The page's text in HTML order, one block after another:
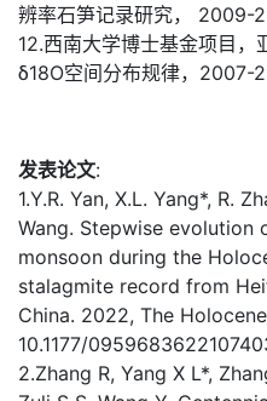
辨率石笋记录研究， 2009-
12.西南大学博士基金项目
δ18O空间分布规律，2007-
发表论文:
1.Y.R. Yan, X.L. Yang*, R.
Wang. Stepwise evolution
monsoon during the
stalagmite record from
China. 2022, The
10.1177/
2.Zhang R, Yang X L*,